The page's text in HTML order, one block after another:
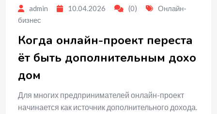
admin 10.04.2026 (0)
Онлайн-
бизнес
Когда онлайн-проект переста
ёт быть дополнительным дохо
дом
Для многих предпринимателей онлайн-проект
начинается как источник дополнительного дохода.